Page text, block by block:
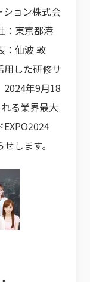
ション株式会
：東京都港
：仙波 敦
用した研修サ
2024年9月18
る業界最大
します。